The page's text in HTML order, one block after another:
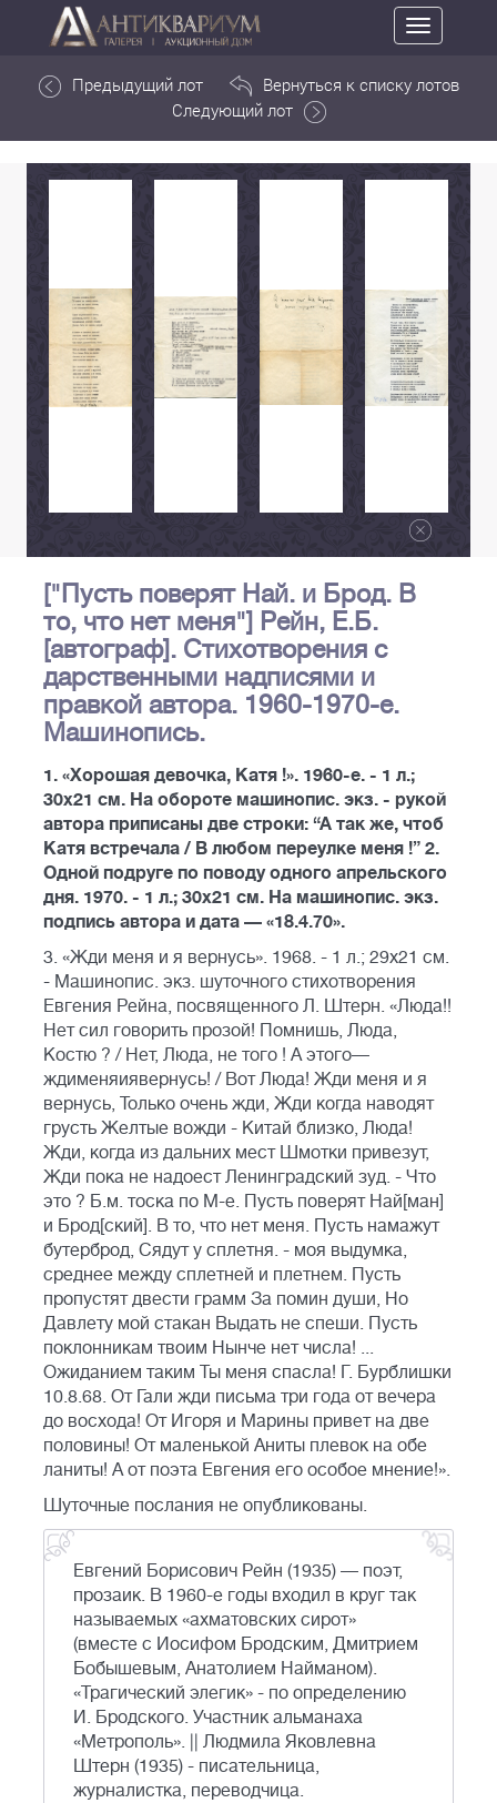
Toggle
navigation
Предыдущий лот
Вернуться к списку лотов
Следующий лот
["Пусть поверят Най. и Брод. В
то, что нет меня"] Рейн, Е.Б.
[автограф]. Стихотворения с
дарственными надписями и
правкой автора. 1960-1970-е.
Машинопись.
1. «Хорошая девочка, Катя !». 1960-е. - 1 л.;
30x21 см. На обороте машинопис. экз. - рукой
автора приписаны две строки: “А так же, чтоб
Катя встречала / В любом переулке меня !” 2.
Одной подруге по поводу одного апрельского
дня. 1970. - 1 л.; 30x21 см. На машинопис. экз.
подпись автора и дата — «18.4.70».
3. «Жди меня и я вернусь». 1968. - 1 л.; 29х21 см.
- Машинопис. экз. шуточного стихотворения
Евгения Рейна, посвященного Л. Штерн. «Люда!!
Нет сил говорить прозой! Помнишь, Люда,
Костю ? / Нет, Люда, не того ! А этого—
ждименяиявернусь! / Вот Люда! Жди меня и я
вернусь, Только очень жди, Жди когда наводят
грусть Желтые вожди - Китай близко, Люда!
Жди, когда из дальних мест Шмотки привезут,
Жди пока не надоест Ленинградский зуд. - Что
это ? Б.м. тоска по М-е. Пусть поверят Най[ман]
и Брод[ский]. В то, что нет меня. Пусть намажут
бутерброд, Сядут у сплетня. - моя выдумка,
среднее между сплетней и плетнем. Пусть
пропустят двести грамм За помин души, Но
Давлету мой стакан Выдать не спеши. Пусть
поклонникам твоим Нынче нет числа! ...
Ожиданием таким Ты меня спасла! Г. Бурблишки
10.8.68. От Гали жди письма три года от вечера
до восхода! От Игоря и Марины привет на две
половины! От маленькой Аниты плевок на обе
ланиты! А от поэта Евгения его особое мнение!».
Шуточные послания не опубликованы.
Евгений Борисович Рейн (1935) — поэт,
прозаик. В 1960-е годы входил в круг так
называемых «ахматовских сирот»
(вместе с Иосифом Бродским, Дмитрием
Бобышевым, Анатолием Найманом).
«Трагический элегик» - по определению
И. Бродского. Участник альманаха
«Метрополь». || Людмила Яковлевна
Штерн (1935) - писательница,
журналистка, переводчица.